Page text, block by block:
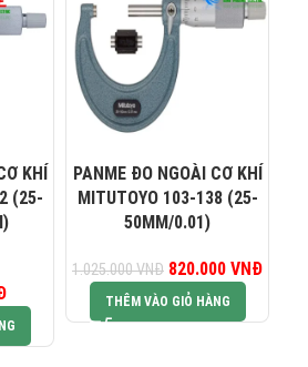
KHÍ
(25-
Giá hiện tại là:
1.000.000 VNĐ.
PANME ĐO NGOÀI CƠ KHÍ
MITUTOYO 103-138 (25-
50MM/0.01)
1.025.000VNĐ
Giá gốc là:
1.025.000 VNĐ.
820.000 VNĐ
THÊM VÀO GIỎ HÀNG
DOANH 2: 0965 101 613
KINH DOANH 3: 0824 927 568
DOANH 4: 0823 944 186